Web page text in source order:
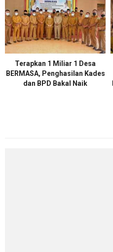
Terapkan 1 Miliar 1 Desa
BERMASA, Penghasilan Kades
dan BPD Bakal Naik